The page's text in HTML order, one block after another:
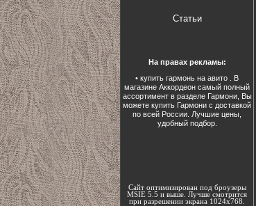
Статьи
На правах рекламы:
• купить гармонь на авито . В
магазине Аккордеон самый полный
ассортимент в разделе Гармони, Вы
можете купить Гармони с доставкой
по всей России. Лучшие цены,
удобный подбор.
Сайт оптимизирован под броузеры
MSIE 5.5 и выше. Лучше смотрится
при разрешении экрана 1024х768.